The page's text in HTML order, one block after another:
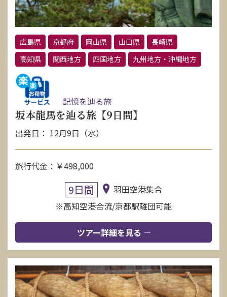
広島県 京都府 岡山県 山口県
長崎県
高知県
関西地方 四国地方 九州地方・沖縄地方
記憶を辿る旅
坂本龍馬を辿る旅【9日間】
出発日： 12月9日（水）
旅行代金：￥498,000
9日間
羽田空港集合
※高知空港合流/京都駅離団可能
ツアー詳細を見る